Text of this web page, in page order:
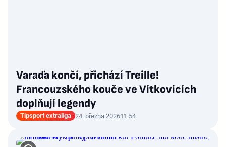
Varaďa končí, přichází Treille!
Francouzského kouče ve Vítkovicích
doplňují legendy
Tipsport extraliga 24. března 202611:54